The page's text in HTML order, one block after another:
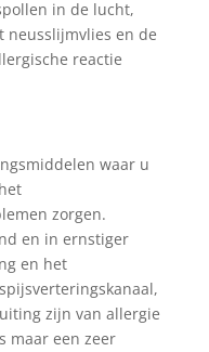
in de lucht,
neusslijmvlies en de
reactie
waar u
zorgen.
en in ernstiger
en het
zijn van allergie
maar een zeer